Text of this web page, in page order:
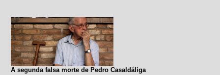
A segunda falsa morte de Pedro Casaldáliga